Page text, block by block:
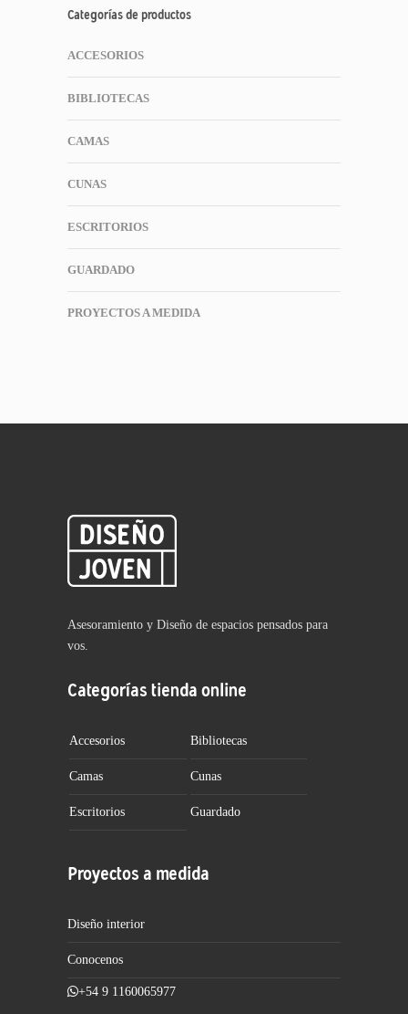
Categorías de productos
ACCESORIOS
BIBLIOTECAS
CAMAS
CUNAS
ESCRITORIOS
GUARDADO
PROYECTOS A MEDIDA
Asesoramiento y Diseño de espacios pensados para
vos.
Categorías tienda online
Accesorios Bibliotecas
Camas Cunas
Escritorios Guardado
Proyectos a medida
Diseño interior
Conocenos
+54 9 1160065977